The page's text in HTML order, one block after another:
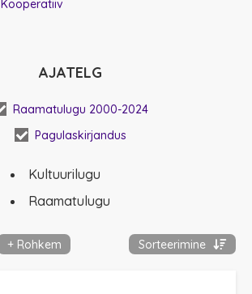
Kooperatiiv
AJATELG
Raamatulugu 2000-2024
Pagulaskirjandus
Kultuurilugu
Raamatulugu
+ Rohkem Sorteerimine